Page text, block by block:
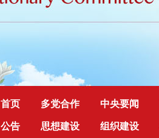
首页 多党合作 中央要闻
公告 思想建设 组织建设